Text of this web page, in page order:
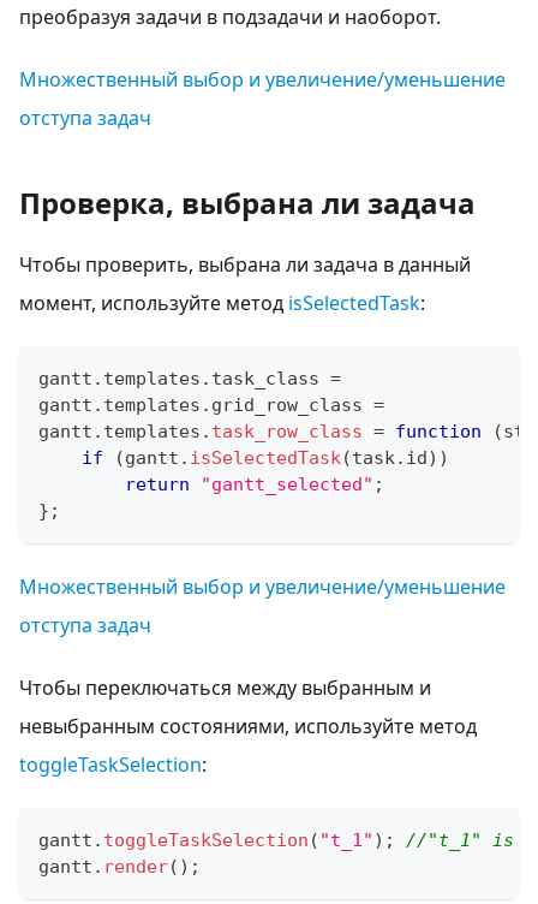
преобразуя задачи в подзадачи и наоборот.
Множественный выбор и увеличение/уменьшение
отступа задач
Проверка, выбрана ли задача
Чтобы проверить, выбрана ли задача в данный
момент, используйте метод isSelectedTask:
gantt . templates . task_class =
gantt . templates . grid_row_class =
gantt . templates . task_row_class = function (
if
(gantt . isSelectedTask(task. id) )
return
"gantt_selected" ;
} ;
Множественный выбор и увеличение/уменьшение
отступа задач
Чтобы переключаться между выбранным и
невыбранным состояниями, используйте метод
toggleTaskSelection:
gantt . toggleTaskSelection ( "t_1" ) ;
//"t_1" is
gantt . render( ) ;